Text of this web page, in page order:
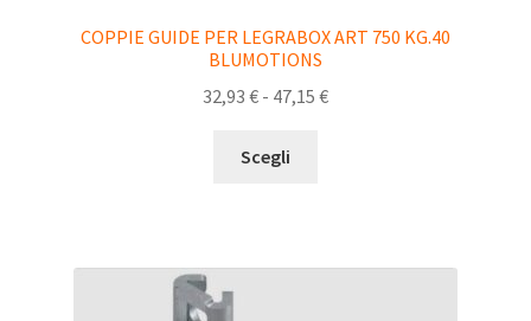
COPPIE GUIDE PER LEGRABOX ART 750 KG.40
BLUMOTIONS
32,93 € - 47,15 €
Scegli